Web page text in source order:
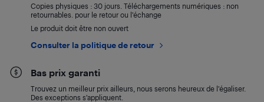
Copies physiques : 30 jours. Téléchargements numériques : non
retournables. pour le retour ou l’échange
Le produit doit être non ouvert
Consulter la politique de retour
Bas prix garanti
Trouvez un meilleur prix ailleurs, nous serons heureux de l’égaliser.
Des exceptions s’appliquent.